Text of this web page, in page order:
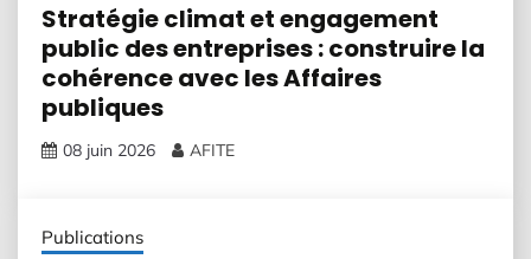
Stratégie climat et engagement
public des entreprises : construire la
cohérence avec les Affaires
publiques
08 juin 2026 AFITE
Publications